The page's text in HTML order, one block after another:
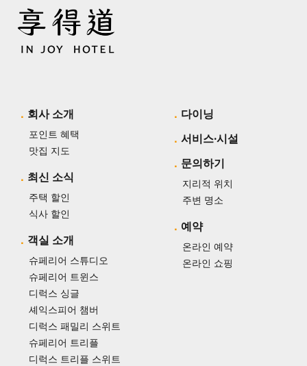
회사 소개
포인트 혜택
맛집 지도
최신 소식
주택 할인
식사 할인
객실 소개
슈페리어 스튜디오
슈페리어 트윈스
디럭스 싱글
셰익스피어 챔버
디럭스 패밀리 스위트
슈페리어 트리플
디럭스 트리플 스위트
다이닝
서비스·시설
문의하기
지리적 위치
주변 명소
예약
온라인 예약
온라인 쇼핑